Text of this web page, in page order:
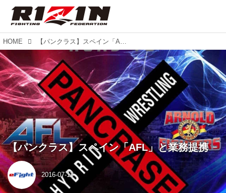
HOME 【パンクラス】スペイン「AFL」と業務提携
【パンクラス】スペイン「AFL」と業務提携
2016-07-11